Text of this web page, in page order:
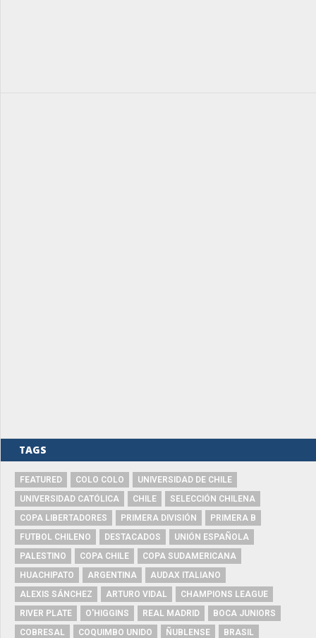
TAGS
FEATURED COLO COLO
UNIVERSIDAD DE CHILE
UNIVERSIDAD CATÓLICA
CHILE
SELECCIÓN CHILENA
COPA LIBERTADORES
PRIMERA DIVISIÓN
PRIMERA B
FUTBOL CHILENO
DESTACADOS
UNIÓN ESPAÑOLA
PALESTINO
COPA CHILE
COPA SUDAMERICANA
HUACHIPATO
ARGENTINA
AUDAX ITALIANO
ALEXIS SÁNCHEZ
ARTURO VIDAL
CHAMPIONS LEAGUE
RIVER PLATE
O'HIGGINS REAL MADRID
BOCA JUNIORS
COBRESAL
COQUIMBO UNIDO ÑUBLENSE
BRASIL